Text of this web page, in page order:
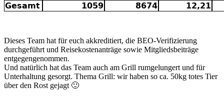
Gesamt
1059 8674 12,21
Dieses Team hat für euch akkreditiert, die BEO-Verifizierung
durchgeführt und Reisekostenanträge sowie Mitgliedsbeiträge
entgegengenommen.
Und natürlich hat das Team auch am Grill rumgelungert und für
Unterhaltung gesorgt. Thema Grill: wir haben so ca. 50kg totes Tier
über den Rost gejagt 🙂